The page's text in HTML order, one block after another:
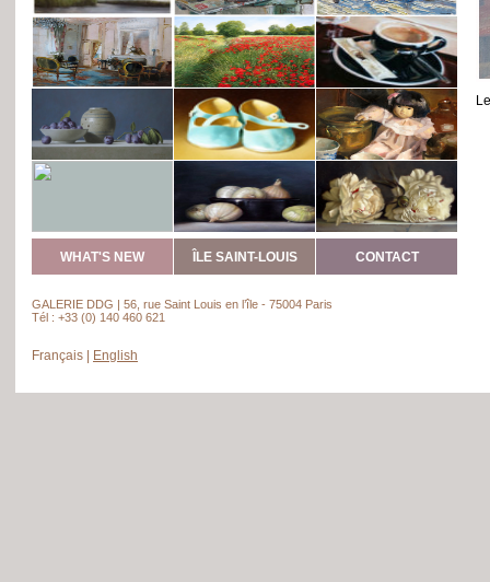
WHAT'S NEW ÎLE SAINT-LOUIS CONTACT
GALERIE DDG | 56, rue Saint Louis en l’île - 75004 Paris
Tél : +33 (0) 140 460 621
Français English